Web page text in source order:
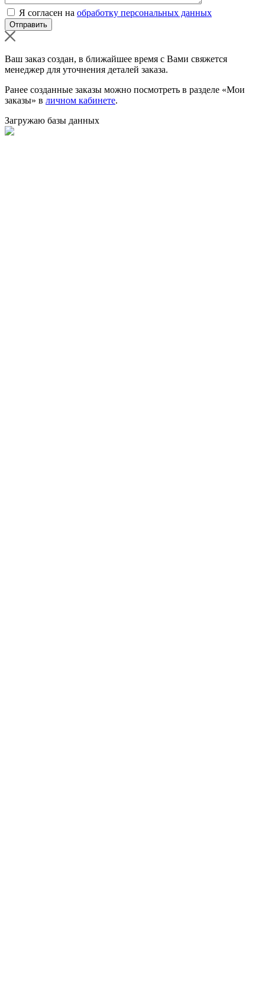
Я согласен на обработку персональных данных
Ваш заказ создан, в ближайшее время с Вами свяжется
менеджер для уточнения деталей заказа.
Ранее созданные заказы можно посмотреть в разделе «Мои
заказы» в личном кабинете.
Загружаю базы данных